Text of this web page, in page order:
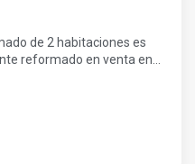
de 2 habitaciones es
reformado en venta en
separa el Barrio Gótico
está cerca de la
cerca de El Parc de la